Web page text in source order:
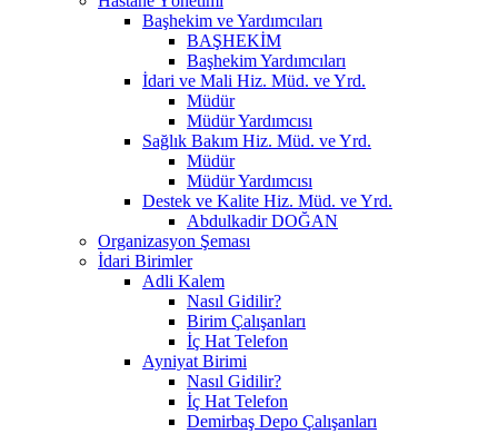
Başhekim ve Yardımcıları
BAŞHEKİM
Başhekim Yardımcıları
İdari ve Mali Hiz. Müd. ve Yrd.
Müdür
Müdür Yardımcısı
Sağlık Bakım Hiz. Müd. ve Yrd.
Müdür
Müdür Yardımcısı
Destek ve Kalite Hiz. Müd. ve Yrd.
Abdulkadir DOĞAN
Organizasyon Şeması
İdari Birimler
Adli Kalem
Nasıl Gidilir?
Birim Çalışanları
İç Hat Telefon
Ayniyat Birimi
Nasıl Gidilir?
İç Hat Telefon
Demirbaş Depo Çalışanları